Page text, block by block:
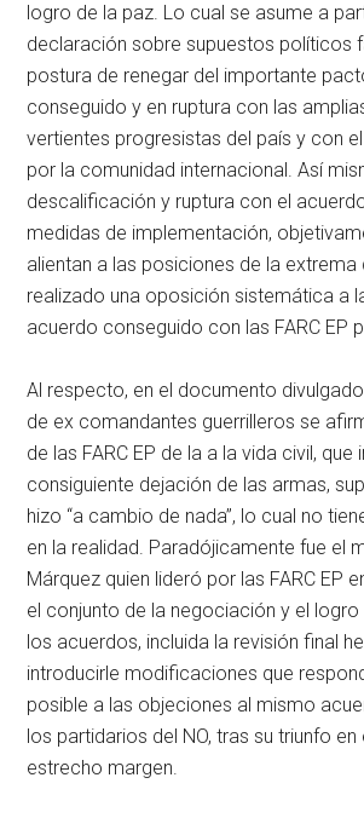
logro de la paz. Lo cual se asume a
declaración sobre supuestos políticos
postura de renegar del importante
conseguido y en ruptura con las
vertientes progresistas del país y con
por la comunidad internacional. Así
descalificación y ruptura con el
medidas de implementación,
alientan a las posiciones de la extrema
realizado una oposición sistemática a
acuerdo conseguido con las FARC EP
Al respecto, en el documento
de ex comandantes guerrilleros se
de las FARC EP de la a la vida civil, que
consiguiente dejación de las armas,
hizo “a cambio de nada”, lo cual no
en la realidad. Paradójicamente fue el
Márquez quien lideró por las FARC EP
el conjunto de la negociación y el
los acuerdos, incluida la revisión final
introducirle modificaciones que
posible a las objeciones al mismo
los partidarios del NO, tras su triunfo
estrecho margen.